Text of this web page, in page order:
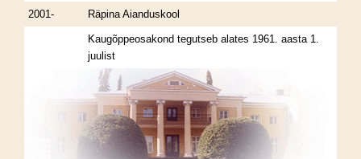
2001- Räpina Aianduskool
Kaugõppeosakond tegutseb alates 1961. aasta 1.
juulist